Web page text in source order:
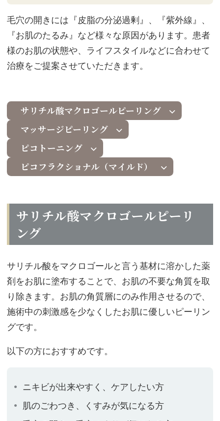
毛穴の開きには『皮脂の分泌過剰』、『紫外線』、
『お肌のたるみ』など様々な原因があります。患者
様のお肌の状態や、ライフスタイルなどに合わせて
治療をご提案させていただきます。
サリチル酸マクロゴールピーリング
マッサージピーリング
ピコトーニング
ピコフラクショナル（マイルド）
サリチル酸マクロゴールピーリ
ング
サリチル酸をマクロゴールと言う基材に溶かした薬
剤をお肌に塗布することで、お肌の不要な角質を取
り除きます。お肌の角質層にのみ作用させるので、
施術中の刺激感を少なくしたお肌に優しいピーリン
グです。
以下の方におすすめです。
ニキビが出来やすく、ケアしたい方
肌のごわつき、くすみが気になる方